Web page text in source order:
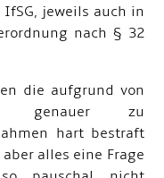
IfSG, jeweils auch in
nach § 32
die aufgrund von
genauer zu
hart bestraft
alles eine Frage